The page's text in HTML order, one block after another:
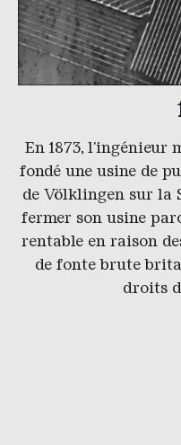
Planausschnitt des
Copyright:
En 1873, l'ingénieur
fondé une usine de
de Völklingen sur la
fermer son usine
rentable en raison
de fonte brute
droits